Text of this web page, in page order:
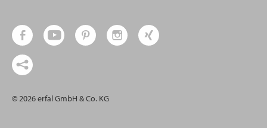
© 2026 erfal GmbH & Co. KG